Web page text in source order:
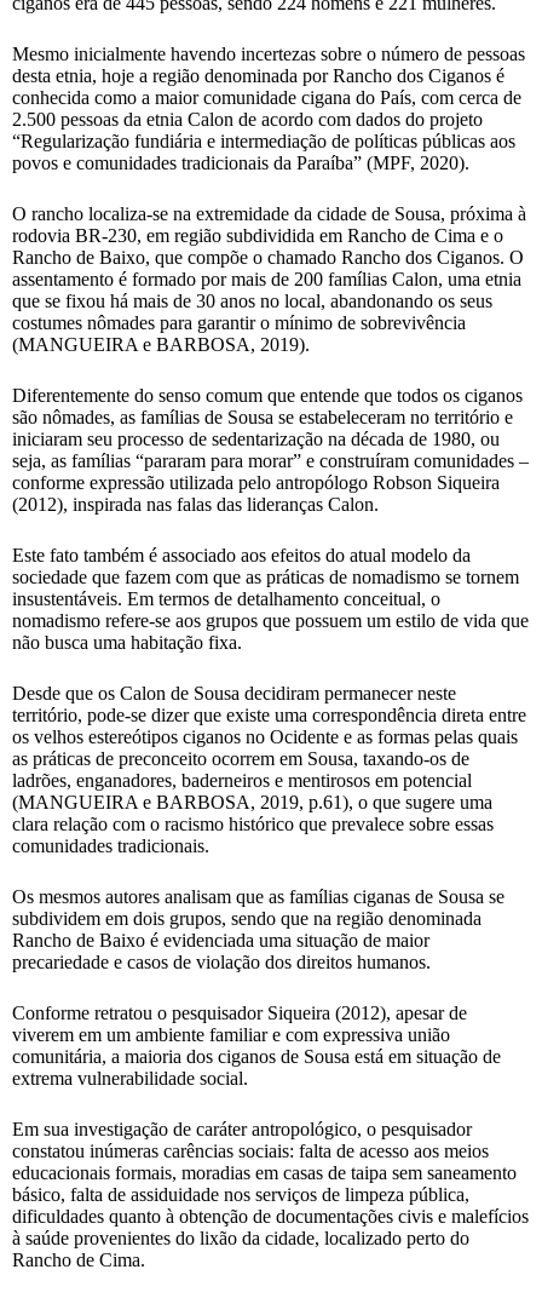
Mesmo inicialmente havendo incertezas sobre o número de pessoas
desta etnia, hoje a região denominada por Rancho dos Ciganos é
conhecida como a maior comunidade cigana do País, com cerca de
2.500 pessoas da etnia Calon de acordo com dados do projeto
“Regularização fundiária e intermediação de políticas públicas aos
povos e comunidades tradicionais da Paraíba” (MPF, 2020).
O rancho localiza-se na extremidade da cidade de Sousa, próxima à
rodovia BR-230, em região subdividida em Rancho de Cima e o
Rancho de Baixo, que compõe o chamado Rancho dos Ciganos. O
assentamento é formado por mais de 200 famílias Calon, uma etnia
que se fixou há mais de 30 anos no local, abandonando os seus
costumes nômades para garantir o mínimo de sobrevivência
(MANGUEIRA e BARBOSA, 2019).
Diferentemente do senso comum que entende que todos os ciganos
são nômades, as famílias de Sousa se estabeleceram no território e
iniciaram seu processo de sedentarização na década de 1980, ou
seja, as famílias “pararam para morar” e construíram comunidades –
conforme expressão utilizada pelo antropólogo Robson Siqueira
(2012), inspirada nas falas das lideranças Calon.
Este fato também é associado aos efeitos do atual modelo da
sociedade que fazem com que as práticas de nomadismo se tornem
insustentáveis. Em termos de detalhamento conceitual, o
nomadismo refere-se aos grupos que possuem um estilo de vida que
não busca uma habitação fixa.
Desde que os Calon de Sousa decidiram permanecer neste
território, pode-se dizer que existe uma correspondência direta entre
os velhos estereótipos ciganos no Ocidente e as formas pelas quais
as práticas de preconceito ocorrem em Sousa, taxando-os de
ladrões, enganadores, baderneiros e mentirosos em potencial
(MANGUEIRA e BARBOSA, 2019, p.61), o que sugere uma
clara relação com o racismo histórico que prevalece sobre essas
comunidades tradicionais.
Os mesmos autores analisam que as famílias ciganas de Sousa se
subdividem em dois grupos, sendo que na região denominada
Rancho de Baixo é evidenciada uma situação de maior
precariedade e casos de violação dos direitos humanos.
Conforme retratou o pesquisador Siqueira (2012), apesar de
viverem em um ambiente familiar e com expressiva união
comunitária, a maioria dos ciganos de Sousa está em situação de
extrema vulnerabilidade social.
Em sua investigação de caráter antropológico, o pesquisador
constatou inúmeras carências sociais: falta de acesso aos meios
educacionais formais, moradias em casas de taipa sem saneamento
básico, falta de assiduidade nos serviços de limpeza pública,
dificuldades quanto à obtenção de documentações civis e malefícios
à saúde provenientes do lixão da cidade, localizado perto do
Rancho de Cima.